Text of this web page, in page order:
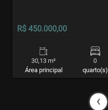
R$ 450.000,00
30,13 m²
Área principal
0
quarto(s)
‹